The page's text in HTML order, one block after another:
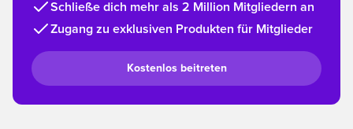
Schließe dich mehr als 2 Million Mitgliedern an
Zugang zu exklusiven Produkten für Mitglieder
Kostenlos beitreten